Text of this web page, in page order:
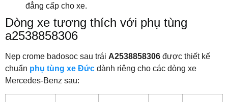
đẳng cấp cho xe.
Dòng xe tương thích với phụ tùng
a2538858306
Nẹp crome badosoc sau trái A2538858306 được thiết kế
chuẩn phụ tùng xe Đức dành riêng cho các dòng xe
Mercedes-Benz sau: